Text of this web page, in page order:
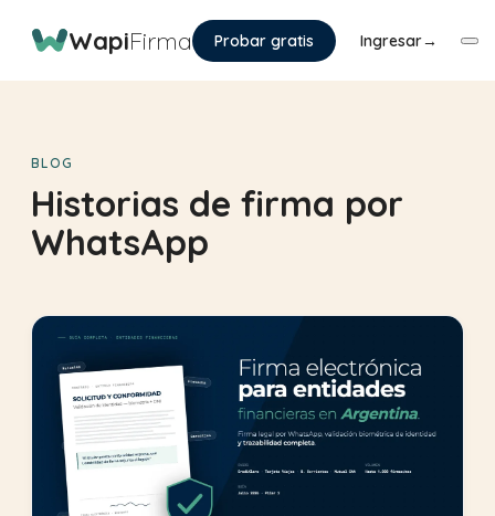
WapiFirma Probar gratis Ingresar→
BLOG
Historias de firma por
WhatsApp